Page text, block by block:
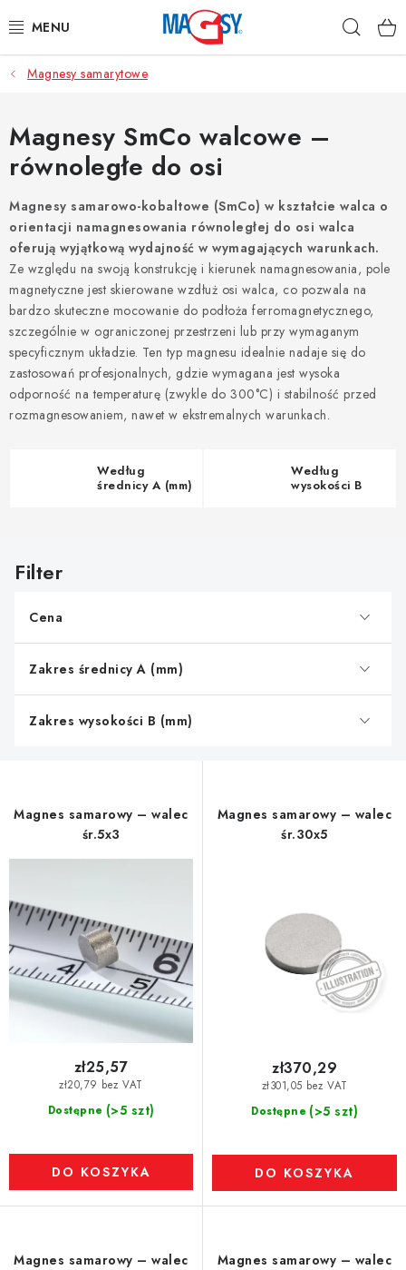
do
GŁÓWNE KATEGORIE
MAGNETYCZNE POMOCE
MAGNESY PRZEMYSŁOWE
INNE MAGNESY
MATERIAŁY NIERDZEWNE
O nas Regulamin e-sklepu
Ochrona danych osobowych
Blog
Kontakty Odstąpienie od umowy
Magnesy samarytowe
Magnesy SmCo walcowe –
równoległe do osi
Magnesy samarowo-kobaltowe (SmCo) w kształcie walca o
orientacji namagnesowania równoległej do osi walca
oferują wyjątkową wydajność w wymagających warunkach.
Ze względu na swoją konstrukcję i kierunek namagnesowania, pole
magnetyczne jest skierowane wzdłuż osi walca, co pozwala na
bardzo skuteczne mocowanie do podłoża ferromagnetycznego,
szczególnie w ograniczonej przestrzeni lub przy wymaganym
specyficznym układzie. Ten typ magnesu idealnie nadaje się do
zastosowań profesjonalnych, gdzie wymagana jest wysoka
odporność na temperaturę (zwykle do 300°C) i stabilność przed
rozmagnesowaniem, nawet w ekstremalnych warunkach.
Według
średnicy A (mm)
Według
wysokości B
a
r
k
t
ó
Cena
Zakres średnicy A (mm)
Zakres wysokości B (mm)
Magnes samarowy – walec
śr.5x3
Dostępne (>5 szt)
zł20,79 bez VAT
zł25,57
DO KOSZYKA
Magnes samarowy – walec
śr.30x5
Dostępne (>5 szt)
zł301,05 bez VAT
zł370,29
DO KOSZYKA
Magnes samarowy – walec
Magnes samarowy – walec